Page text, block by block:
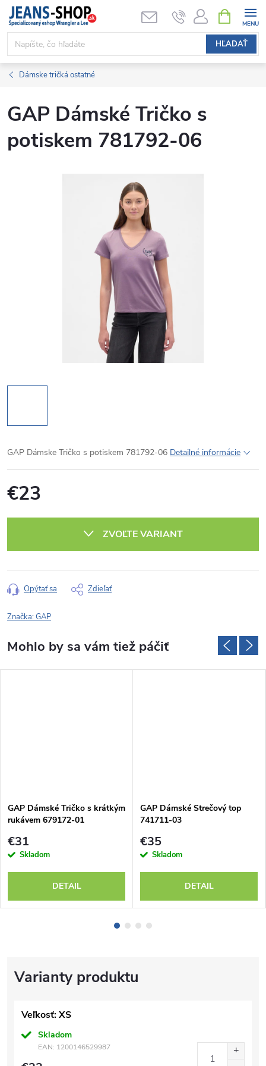
Prejsť
obsah
HĽADAŤ
KOŠÍK
Dámske tričká ostatné
GAP Dámské Tričko s
potiskem 781792-06
GAP Dámske Tričko s potiskem 781792-06 Detailné informácie
€23
ZVOĽTE VARIANT
Opýtať sa Zdieľať
Značka:GAP
Veľkosť: XS
Skladom
EAN: 1200146529987
GAP Dámské Tričko s krátkým
rukávem 679172-01
€31
Skladom
DETAIL
GAP Dámské Strečový top
741711-03
€35
Skladom
DETAIL